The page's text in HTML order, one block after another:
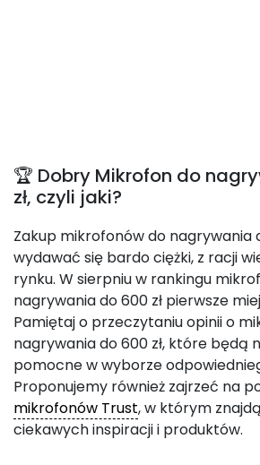
🏆 Dobry Mikrofon do
zł, czyli jaki?
Zakup mikrofonów do nagrywania
wydawać się bardo ciężki, z racji
rynku. W sierpniu w rankingu
nagrywania do 600 zł pierwsze
Pamiętaj o przeczytaniu opinii o
nagrywania do 600 zł, które będą
pomocne w wyborze
Proponujemy również zajrzeć na
mikrofonów Trust, w którym
ciekawych inspiracji i produktów.